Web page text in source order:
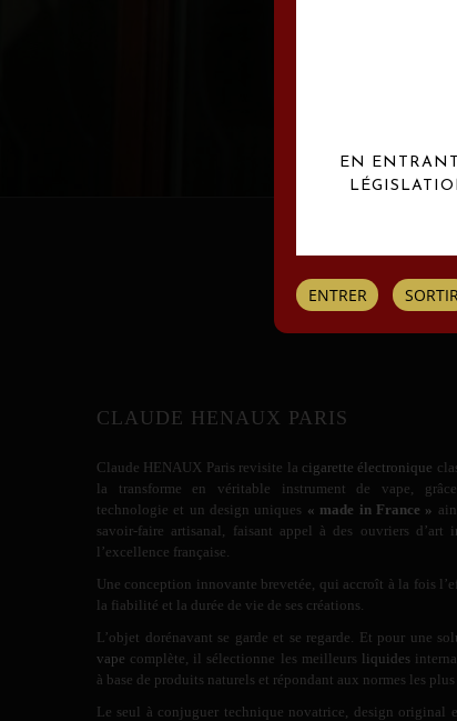
CLAUDE HENAUX PARIS
Claude HENAUX Paris revisite la cigarette électronique
la transforme en véritable instrument de vape,
technologie et un design uniques « made in France »
savoir-faire artisanal, faisant appel à des ouvriers d’art
l’excellence française.
Une conception innovante brevetée, qui accroît à la fois
la fiabilité et la durée de vie de ses créations.
L’objet dorénavant se garde et se regarde. Et pour une
vape complète, il sélectionne les meilleurs liquides
à base de produits naturels et répondant aux normes les plus
Le seul à conjuguer technique novatrice, design original
EN
ENTRER